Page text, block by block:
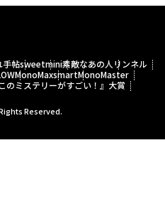
手帖sweetmini素敵なあの人 リンネル
MonoMaxsmartMonoMaster
このミステリーがすごい！』大賞
Reserved.